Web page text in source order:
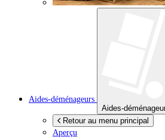
Aides-déménageurs
Aides-
Retour au menu principal
Aperçu